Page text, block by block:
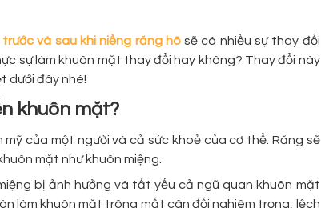
và sau khi niềng răng hôsẽ có nhiều sự thay đổi
sự làm khuôn mặt thay đổi hay không? Thay đổi này
dưới đây nhé!
khuôn mặt?
của một người và cả sức khoẻ của cơ thể. Răng sẽ
mặt như khuôn miệng.
bị ảnh hưởng và tất yếu cả ngũ quan khuôn mặt
làm khuôn mặt trông mất cân đối nghiêm trọng, lệch